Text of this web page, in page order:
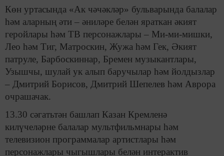
Көн уртасында «Ак чәчәкләр» бульварында балалар
һәм аларның әти – әниләре белән яраткан әкият
геройлары һәм ТВ персонажлары – Ми-ми-мишки,
Лео һәм Тиг, Матроскин, Жужа һәм Гек, Әкият
патруле, Барбоскиннар, Бремен музыкантлары,
Узышчы, шулай ук алып баручылар һәм йолдызлар
– Дмитрий Борисов, Дмитрий Шепелев һәм Аврора
очрашачак.
13.30 сәгатьтән башлап Казан Кремленә
килүчеләрне балалар мультфильмнары һәм
телевизион программалар артистлары һәм
персонажлары чыгышлары белән интерактив